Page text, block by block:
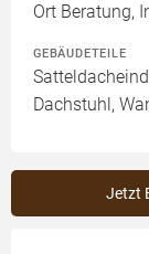
Ort Beratung,
GEBÄUDETEILE
Dachstuhl,
Jetzt